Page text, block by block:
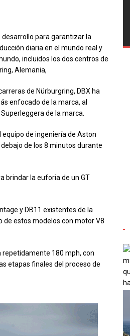
para garantizar la
diaria en el mundo real y
incluidos los dos centros de
Alemania,
de Nürburgring, DBX ha
enfocado de la marca, al
de la marca.
de ingeniería de Aston
de los 8 minutos durante
brindar la euforia de un GT
y DB11 existentes de la
de estos modelos con motor V8
repetidamente 180 mph, con
etapas finales del proceso de